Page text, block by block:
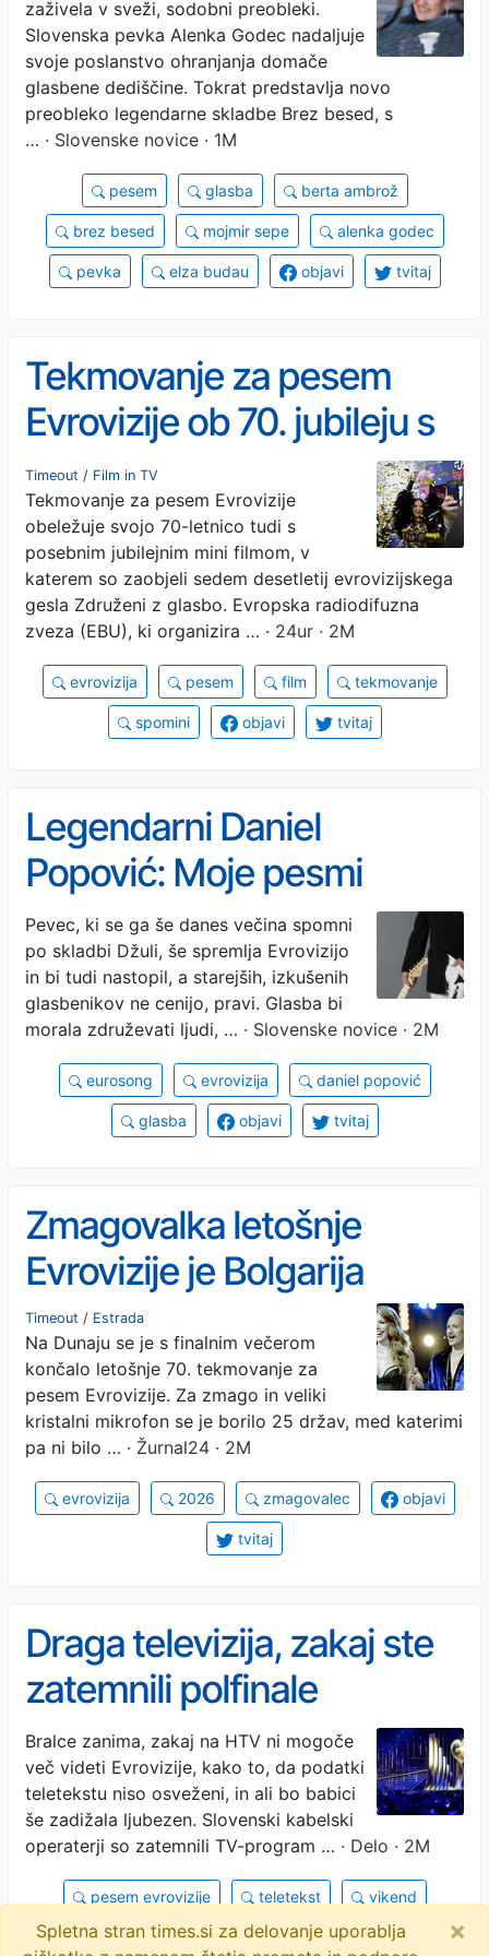
zaživela v sveži, sodobni preobleki.
Slovenska pevka Alenka Godec nadaljuje
svoje poslanstvo ohranjanja domače
glasbene dediščine. Tokrat predstavlja novo
preobleko legendarne skladbe Brez besed, s
… · Slovenske novice · 1M
pesem glasba berta ambrož
brez besed mojmir sepe alenka godec
pevka elza budau objavi tvitaj
Tekmovanje za pesem
Evrovizije ob 70. jubileju s
posebnim mini filmom
Timeout / Film in TV
Tekmovanje za pesem Evrovizije
obeležuje svojo 70-letnico tudi s
posebnim jubilejnim mini filmom, v
katerem so zaobjeli sedem desetletij evrovizijskega
gesla Združeni z glasbo. Evropska radiodifuzna
zveza (EBU), ki organizira … · 24ur · 2M
evrovizija pesem film tekmovanje
spomini objavi tvitaj
Legendarni Daniel
Popović: Moje pesmi
kradejo svetovne zvezde
Pevec, ki se ga še danes večina spomni
po skladbi Džuli, še spremlja Evrovizijo
in bi tudi nastopil, a starejših, izkušenih
glasbenikov ne cenijo, pravi. Glasba bi
morala združevati ljudi, … · Slovenske novice · 2M
eurosong evrovizija daniel popović
glasba objavi tvitaj
Zmagovalka letošnje
Evrovizije je Bolgarija
Timeout / Estrada
Na Dunaju se je s finalnim večerom
končalo letošnje 70. tekmovanje za
pesem Evrovizije. Za zmago in veliki
kristalni mikrofon se je borilo 25 držav, med katerimi
pa ni bilo … · Žurnal24 · 2M
evrovizija 2026 zmagovalec objavi
tvitaj
Draga televizija, zakaj ste
zatemnili polfinale
Evrovizije? Boste tudi
finale?
Bralce zanima, zakaj na HTV ni mogoče
več videti Evrovizije, kako to, da podatki
teletekstu niso osveženi, in ali bo babici
še zadižala ljubezen. Slovenski kabelski
operaterji so zatemnili TV-program … · Delo · 2M
pesem evrovizije teletekst vikend
moja boš pisma draga televizija
Spletna stran times.si za delovanje uporablja
×